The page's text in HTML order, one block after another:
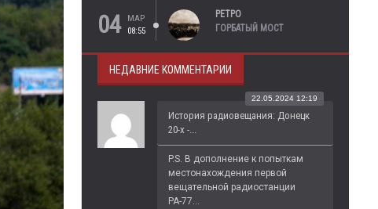
04
МАР
08:55
РЕТРО
ГОРБАТЫЙ МОСТ
НЕДАВНИЕ КОММЕНТАРИИ
История радиовещания: Донецк
20-х -...
22.05.2024 12:19
P.S. В дополнение к попыткам
местонахождения первой
вещательной радиостанции
РА-77...